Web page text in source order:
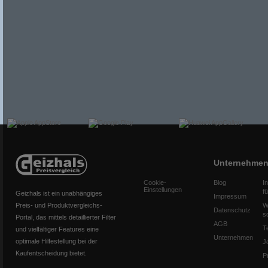
Geizhals ist ein unabhängiges
Preis- und Produktvergleichs-
Portal, das mittels detaillierter Filter
und vielfältiger Features eine
optimale Hilfestellung bei der
Kaufentscheidung bietet.
Cookie-
Einstellungen
Unternehmen
Blog
Impressum
Datenschutz
AGB
Unternehmen